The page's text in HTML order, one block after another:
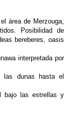
área de Merzouga,
Posibilidad de
bereberes, oasis
interpretada por
las dunas hasta el
bajo las estrellas y